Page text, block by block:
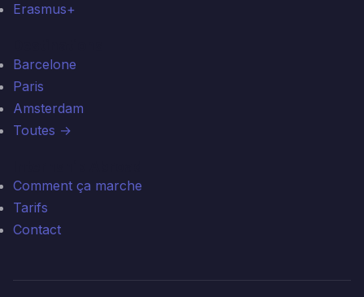
Erasmus+
Barcelone
Paris
Amsterdam
Toutes →
Comment ça marche
Tarifs
Contact